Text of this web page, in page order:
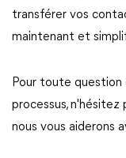
transférer vos
maintenant et
Pour toute question
processus, n'hésitez
nous vous aiderons